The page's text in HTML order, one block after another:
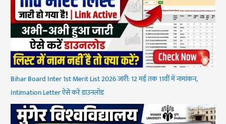
Bihar Board Inter 1st Merit List 2026 जारी: 12 मई तक 11वीं में नामांकन,
Intimation Letter ऐसे करें डाउनलोड